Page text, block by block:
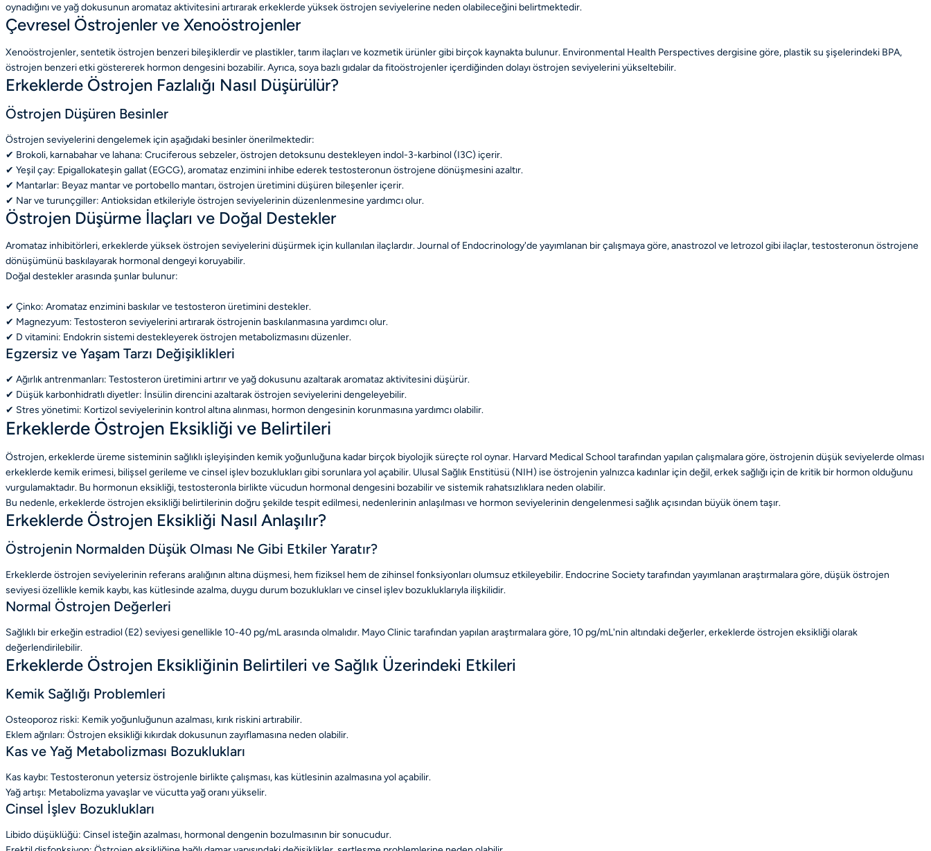
oynadığını ve yağ dokusunun aromataz aktivitesini artırarak erkeklerde yüksek östrojen seviyelerine neden olabileceğini belirtmektedir.
Çevresel Östrojenler ve Xenoöstrojenler
Xenoöstrojenler, sentetik östrojen benzeri bileşiklerdir ve plastikler, tarım ilaçları ve kozmetik ürünler gibi birçok kaynakta bulunur. Environmental Health Perspectives dergisine göre, plastik su şişelerindeki BPA,
östrojen benzeri etki göstererek hormon dengesini bozabilir. Ayrıca, soya bazlı gıdalar da fitoöstrojenler içerdiğinden dolayı östrojen seviyelerini yükseltebilir.
Erkeklerde Östrojen Fazlalığı Nasıl Düşürülür?
Östrojen Düşüren Besinler
Östrojen seviyelerini dengelemek için aşağıdaki besinler önerilmektedir:
✔ Brokoli, karnabahar ve lahana: Cruciferous sebzeler, östrojen detoksunu destekleyen indol-3-karbinol (I3C) içerir.
✔ Yeşil çay: Epigallokateşin gallat (EGCG), aromataz enzimini inhibe ederek testosteronun östrojene dönüşmesini azaltır.
✔ Mantarlar: Beyaz mantar ve portobello mantarı, östrojen üretimini düşüren bileşenler içerir.
✔ Nar ve turunçgiller: Antioksidan etkileriyle östrojen seviyelerinin düzenlenmesine yardımcı olur.
Östrojen Düşürme İlaçları ve Doğal Destekler
Aromataz inhibitörleri, erkeklerde yüksek östrojen seviyelerini düşürmek için kullanılan ilaçlardır. Journal of Endocrinology'de yayımlanan bir çalışmaya göre, anastrozol ve letrozol gibi ilaçlar, testosteronun östrojene
dönüşümünü baskılayarak hormonal dengeyi koruyabilir.
Doğal destekler arasında şunlar bulunur:
✔ Çinko: Aromataz enzimini baskılar ve testosteron üretimini destekler.
✔ Magnezyum: Testosteron seviyelerini artırarak östrojenin baskılanmasına yardımcı olur.
✔ D vitamini: Endokrin sistemi destekleyerek östrojen metabolizmasını düzenler.
Egzersiz ve Yaşam Tarzı Değişiklikleri
✔ Ağırlık antrenmanları: Testosteron üretimini artırır ve yağ dokusunu azaltarak aromataz aktivitesini düşürür.
✔ Düşük karbonhidratlı diyetler: İnsülin direncini azaltarak östrojen seviyelerini dengeleyebilir.
✔ Stres yönetimi: Kortizol seviyelerinin kontrol altına alınması, hormon dengesinin korunmasına yardımcı olabilir.
Erkeklerde Östrojen Eksikliği ve Belirtileri
Östrojen, erkeklerde üreme sisteminin sağlıklı işleyişinden kemik yoğunluğuna kadar birçok biyolojik süreçte rol oynar. Harvard Medical School tarafından yapılan çalışmalara göre, östrojenin düşük seviyelerde olması
erkeklerde kemik erimesi, bilişsel gerileme ve cinsel işlev bozuklukları gibi sorunlara yol açabilir. Ulusal Sağlık Enstitüsü (NIH) ise östrojenin yalnızca kadınlar için değil, erkek sağlığı için de kritik bir hormon olduğunu
vurgulamaktadır. Bu hormonun eksikliği, testosteronla birlikte vücudun hormonal dengesini bozabilir ve sistemik rahatsızlıklara neden olabilir.
Bu nedenle, erkeklerde östrojen eksikliği belirtilerinin doğru şekilde tespit edilmesi, nedenlerinin anlaşılması ve hormon seviyelerinin dengelenmesi sağlık açısından büyük önem taşır.
Erkeklerde Östrojen Eksikliği Nasıl Anlaşılır?
Östrojenin Normalden Düşük Olması Ne Gibi Etkiler Yaratır?
Erkeklerde östrojen seviyelerinin referans aralığının altına düşmesi, hem fiziksel hem de zihinsel fonksiyonları olumsuz etkileyebilir. Endocrine Society tarafından yayımlanan araştırmalara göre, düşük östrojen
seviyesi özellikle kemik kaybı, kas kütlesinde azalma, duygu durum bozuklukları ve cinsel işlev bozukluklarıyla ilişkilidir.
Normal Östrojen Değerleri
Sağlıklı bir erkeğin estradiol (E2) seviyesi genellikle 10-40 pg/mL arasında olmalıdır. Mayo Clinic tarafından yapılan araştırmalara göre, 10 pg/mL'nin altındaki değerler, erkeklerde östrojen eksikliği olarak
değerlendirilebilir.
Erkeklerde Östrojen Eksikliğinin Belirtileri ve Sağlık Üzerindeki Etkileri
Kemik Sağlığı Problemleri
Osteoporoz riski: Kemik yoğunluğunun azalması, kırık riskini artırabilir.
Eklem ağrıları: Östrojen eksikliği kıkırdak dokusunun zayıflamasına neden olabilir.
Kas ve Yağ Metabolizması Bozuklukları
Kas kaybı: Testosteronun yetersiz östrojenle birlikte çalışması, kas kütlesinin azalmasına yol açabilir.
Yağ artışı: Metabolizma yavaşlar ve vücutta yağ oranı yükselir.
Cinsel İşlev Bozuklukları
Libido düşüklüğü: Cinsel isteğin azalması, hormonal dengenin bozulmasının bir sonucudur.